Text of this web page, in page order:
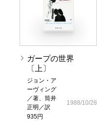
ガープの世界
〔上〕
ジョン・ア
ーヴィング
／著、筒井
正明／訳
935円
1988/10/28